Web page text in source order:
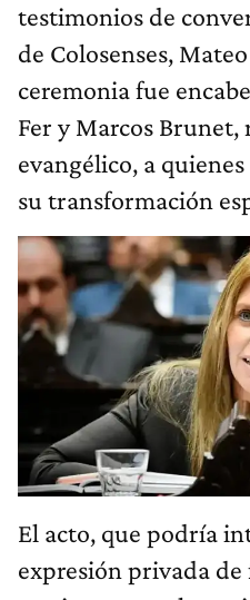
testimonios de
de Colosenses,
ceremonia fue
Fer y Marcos
evangélico, a
su transformación
El acto, que podría
expresión privada